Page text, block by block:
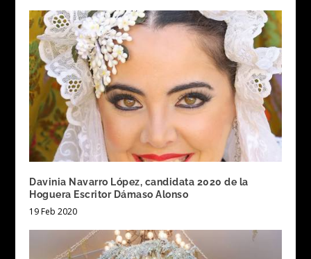
Davinia Navarro López, candidata 2020 de la
Hoguera Escritor Dámaso Alonso
19 Feb 2020